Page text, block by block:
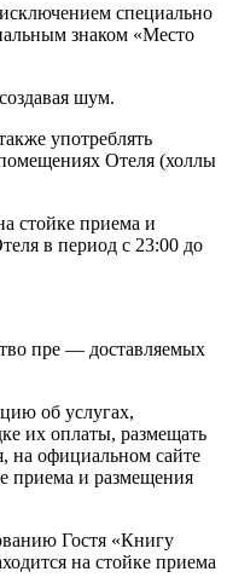
специально
знаком «Место
шум.
употреблять
Отеля (холлы
стойке приема и
в период с 23:00 до
пре — доставляемых
об услугах,
их оплаты, размещать
на официальном сайте
приема и размещения
Гостя «Книгу
на стойке приема